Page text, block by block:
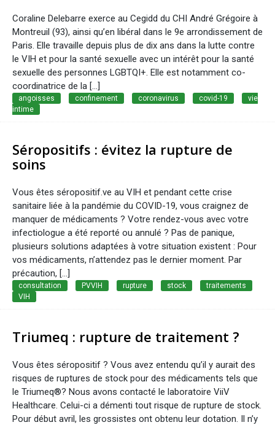
Coraline Delebarre exerce au Cegidd du CHI André Grégoire à
Montreuil (93), ainsi qu’en libéral dans le 9e arrondissement de
Paris. Elle travaille depuis plus de dix ans dans la lutte contre
le VIH et pour la santé sexuelle avec un intérêt pour la santé
sexuelle des personnes LGBTQI+. Elle est notamment co-
coordinatrice de la […]
angoisses confinement coronavirus covid-19
vie
intime
Séropositifs : évitez la rupture de
soins
Vous êtes séropositif.ve au VIH et pendant cette crise
sanitaire liée à la pandémie du COVID-19, vous craignez de
manquer de médicaments ? Votre rendez-vous avec votre
infectiologue a été reporté ou annulé ? Pas de panique,
plusieurs solutions adaptées à votre situation existent : Pour
vos médicaments, n’attendez pas le dernier moment. Par
précaution, […]
consultation PVVIH rupture stock
traitements
VIH
Triumeq : rupture de traitement ?
Vous êtes séropositif ? Vous avez entendu qu’il y aurait des
risques de ruptures de stock pour des médicaments tels que
le Triumeq®? Nous avons contacté le laboratoire ViiV
Healthcare. Celui-ci a démenti tout risque de rupture de stock.
Pour début avril, les grossistes ont obtenu leur dotation. Il n’y